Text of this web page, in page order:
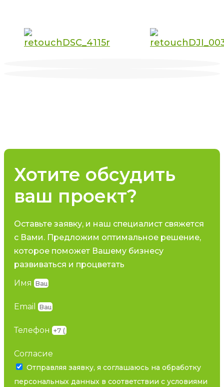
Хотите обсудить
ваш проект?
Оставьте заявку, и наш специалист свяжется
с Вами. Предложим оптимальное решение,
которое поможет Вашему бизнесу
развиваться и процветать
Имя
Email
Телефон
Согласие
Отправляя заявку, я соглашаюсь на обработку
персональных данных в соответствии с условиями